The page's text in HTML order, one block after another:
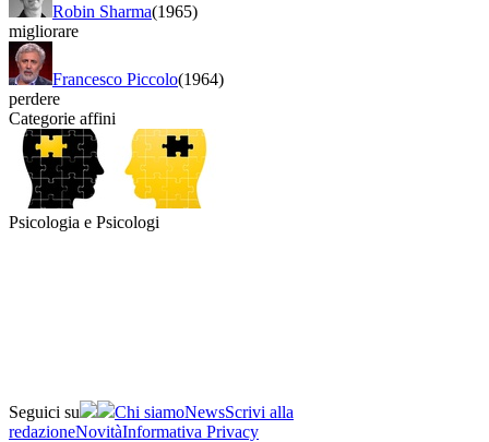
Robin Sharma(1965)
migliorare
Francesco Piccolo(1964)
perdere
Categorie affini
Psicologia e Psicologi
Seguici su Chi siamoNewsScrivi alla
redazioneNovitàInformativa Privacy